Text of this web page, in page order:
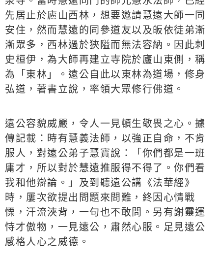
先居止於廬山西林，想要邀請慧遠大師一同
安住，然而慧遠的同參道友以及皈依徒弟漸
漸眾多，西林過於狹隘而無法容納。因此刺
史桓伊，為大師再建立寺院於廬山東側，稱
為「東林」。遠公自此以東林為道場，修身
弘道，著書立說，率領大眾修行佛道。
遠公容貌威嚴，令人一見頓生敬畏之心。據
傳記載：時有慧義法師，以強正自命，不肯
服人，對遠公弟子慧寶說：「你們都是一班
庸才，所以對於慧遠推服得不得了。你們看
我和他辯論。」及到聽遠公講《法華經》
時，屢次欲提出問題來問難，終因心情戰
慄，汗流浹背，一句也不敢問。另有謝靈運
恃才傲物，一見遠公，肅然心服。足見遠公
感格人心之威德。